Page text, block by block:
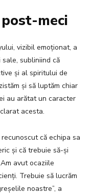
meci
vizibil emoționat, a
subliniind că
și al spiritului de
și să luptăm chiar
au arătat un caracter
acesta.
că echipa sa
și că trebuie să-și
avut ocaziile
Trebuie să lucrăm
noastre”, a